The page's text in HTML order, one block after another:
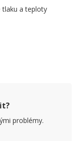
tlaku a teploty
problémy.